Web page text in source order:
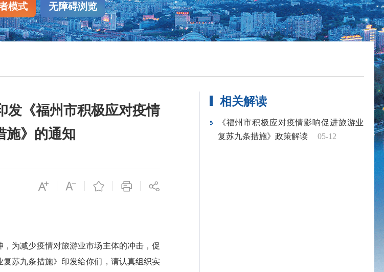
模式 无障碍浏览
发《福州市积极应对疫情
施》的通知
为减少疫情对旅游业市场主体的冲击，促
苏九条措施》印发给你们，请认真组织实
相关解读
《福州市积极应对疫情影响促进旅游业
复苏九条措施》政策解读
05-12